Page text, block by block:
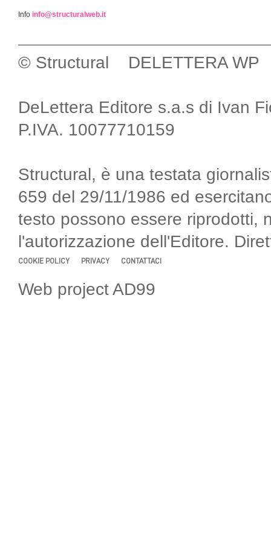
Info info@structuralweb.it
© Structural DELETTERA WP
DeLettera Editore s.a.s di Ivan
P.IVA. 10077710159
Structural, è una testata
659 del 29/11/1986 ed
testo possono essere riprodotti,
l'autorizzazione dell'Editore.
COOKIE POLICY PRIVACY CONTATTACI
Web project AD99